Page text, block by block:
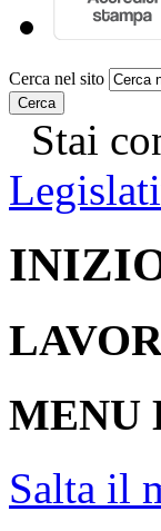
Cerca nel sito
Cerca
Stai
MENU
Salta il